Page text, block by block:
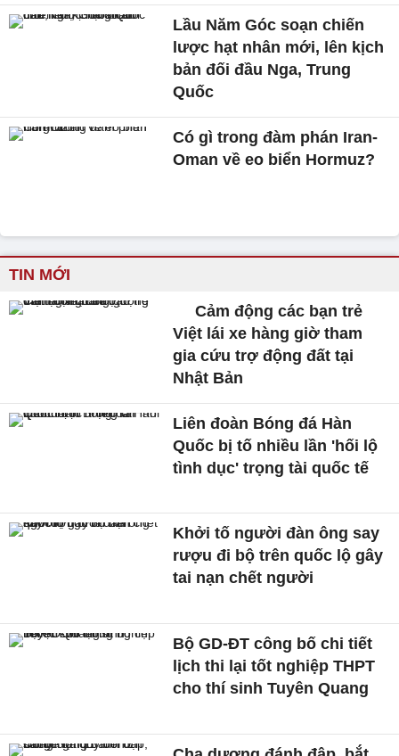
Lầu Năm Góc soạn chiến
lược hạt nhân mới, lên kịch
bản đối đầu Nga, Trung
Quốc
Có gì trong đàm phán Iran-
Oman về eo biển Hormuz?
TIN MỚI
Cảm động các bạn trẻ
Việt lái xe hàng giờ tham
gia cứu trợ động đất tại
Nhật Bản
Liên đoàn Bóng đá Hàn
Quốc bị tố nhiều lần 'hối lộ
tình dục' trọng tài quốc tế
Khởi tố người đàn ông say
rượu đi bộ trên quốc lộ gây
tai nạn chết người
Bộ GD-ĐT công bố chi tiết
lịch thi lại tốt nghiệp THPT
cho thí sinh Tuyên Quang